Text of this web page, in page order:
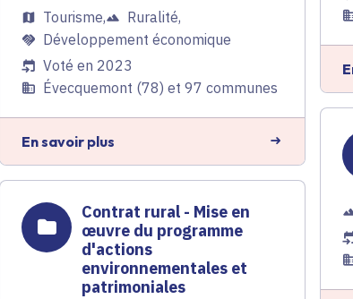
Tourisme, Ruralité,
Développement économique
Voté en 2023
Évecquemont (78) et 97 communes
En savoir plus
Contrat rural - Mise en
œuvre du programme
d'actions
environnementales et
patrimoniales